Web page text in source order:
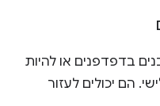
בדפדפנים או להיות
הם יכולים לעזור